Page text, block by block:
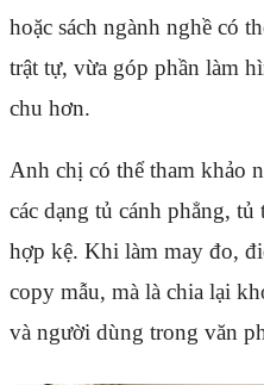
hoặc sách ngành nghề có
trật tự, vừa góp phần làm
chu hơn.
Anh chị có thể tham khảo
các dạng tủ cánh phẳng,
hợp kệ. Khi làm may đo,
copy mẫu, mà là chia lại
và người dùng trong văn